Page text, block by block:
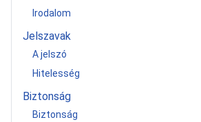
Irodalom
Jelszavak
A jelszó
Hitelesség
Biztonság
Biztonság